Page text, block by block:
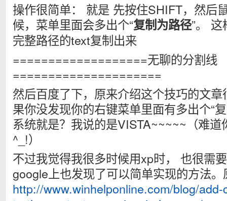
操作很简单： 就是 先按住SHIFT，然后
候，菜单里面会多出个“复制为路径”。
完整路径的text复制出来
===================无聊的分割线
=====================
然后百度了下，原来介绍这个技巧的文
果你没发现你的右键菜单里面有多出个“
系统就是？我说的是VISTA~~~~~（难
^_!）
不过我觉得我很多时候用xp时， 也很需
google上也发现了可以简单实现的方法。
http://www.winhelponline.com/blog/